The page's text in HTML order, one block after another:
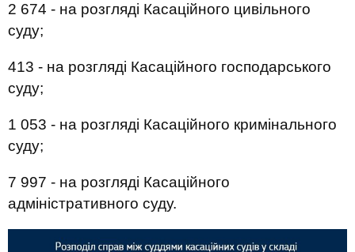
2 674 - на розгляді Касаційного цивільного
суду;
413 - на розгляді Касаційного господарського
суду;
1 053 - на розгляді Касаційного кримінального
суду;
7 997 - на розгляді Касаційного
адміністративного суду.